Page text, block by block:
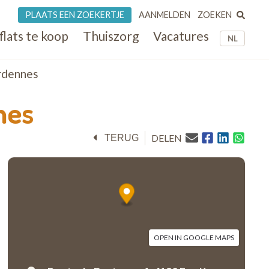
NL
te koop Thuiszorg Vacatures
PLAATS EEN ZOEKERTJE AANMELDEN ZOEKEN
TERUG DELEN
OPEN IN GOOGLE MAPS